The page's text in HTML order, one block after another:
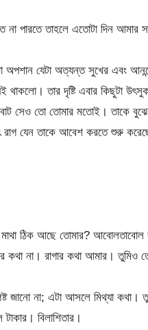
পারতে তাহলে এতোটা দিন আমার
যেটা অত্যন্ত সুখের এবং
থাকলো। তার দৃষ্টি এবার কিছুটা
সেও তো তোমার মতোই। তাকে বুঝে
যেন তাকে আবেশ করতে শুরু
ঠিক আছে তোমার?
কথা না। রাগার কথা আমার।
জানো না; এটা আসলে মিথ্যা
বিলাশিতার।